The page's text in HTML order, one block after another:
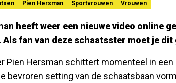
Pien Hersman Sportvrouwen Vrouwen
heeft weer een nieuwe video online
Als fan van deze schaatsster moet je dit
Pien Hersman schittert momenteel in een
bevroren setting van de schaatsbaan